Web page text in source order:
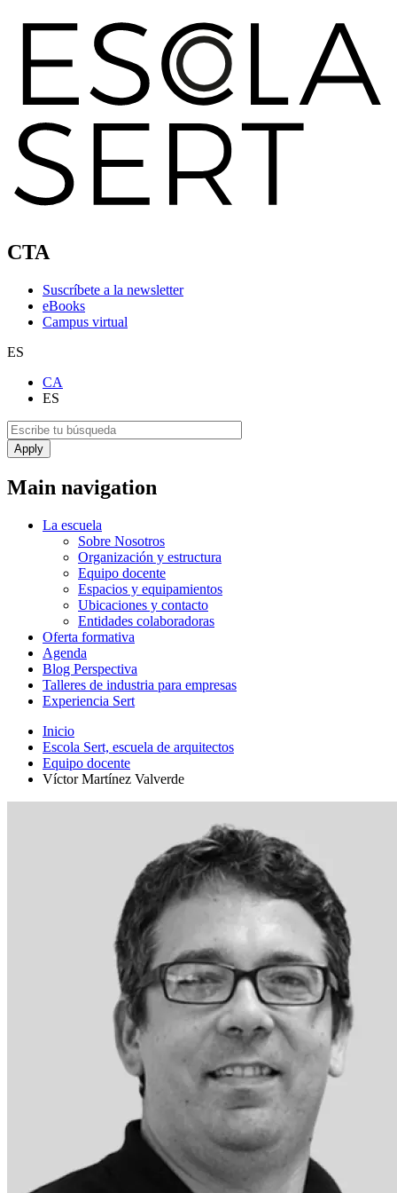
CTA
Suscríbete a la newsletter
eBooks
Campus virtual
ES
CA
ES
Main navigation
La escuela
Sobre Nosotros
Organización y estructura
Equipo docente
Espacios y equipamientos
Ubicaciones y contacto
Entidades colaboradoras
Oferta formativa
Agenda
Blog Perspectiva
Talleres de industria para empresas
Experiencia Sert
Inicio
Escola Sert, escuela de arquitectos
Equipo docente
Víctor Martínez Valverde